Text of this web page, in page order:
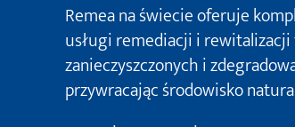
Remea na świecie oferuje
usługi remediacji i
zanieczyszczonych i
przywracając środowisko